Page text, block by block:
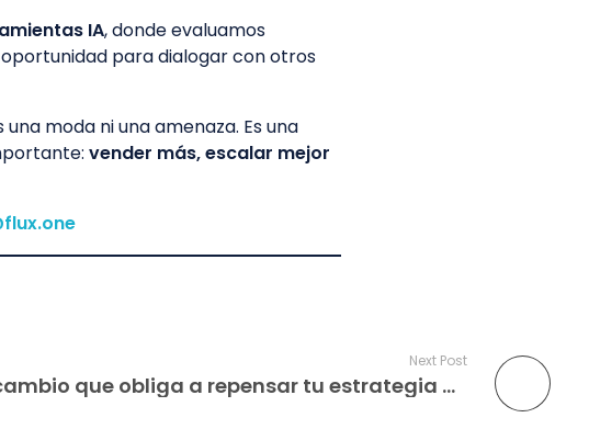
IA, donde evaluamos
para dialogar con otros
moda ni una amenaza. Es una
vender más, escalar mejor
Next Post
SEO vs IA: el cambio que obliga a repensar tu estrategia digital